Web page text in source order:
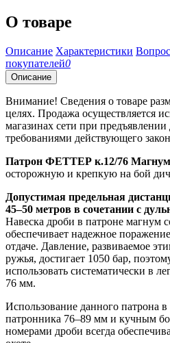
О товаре
Описание Характеристики
покупателей0
Описание
Внимание! Сведения о товаре
целях. Продажа осуществляется
магазинах сети при
требованиями действующего
Патрон ФЕТТЕР к.12/76 Магнум
осторожную и крепкую на бой
Допустимая предельная
45–50 метров в сочетании с
Навеска дроби в патроне магнум
обеспечивает надежное
отдаче. Давление, развиваемое
ружья, достигает 1050 бар,
использовать систематически в
76 мм.
Использование данного патрона
патронника 76–89 мм и кучным
номерами дроби всегда